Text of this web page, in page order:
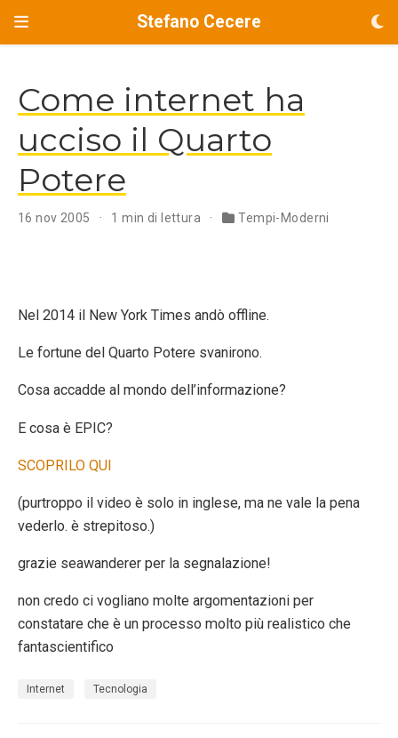
Stefano Cecere
Come internet ha
ucciso il Quarto
Potere
16 nov 2005 1 min di lettura Tempi-Moderni
Nel 2014 il New York Times andò offline.
Le fortune del Quarto Potere svanirono.
Cosa accadde al mondo dell’informazione?
E cosa è EPIC?
SCOPRILO QUI
(purtroppo il video è solo in inglese, ma ne vale la pena
vederlo. è strepitoso.)
grazie seawanderer per la segnalazione!
non credo ci vogliano molte argomentazioni per
constatare che è un processo molto più realistico che
fantascientifico
Internet Tecnologia